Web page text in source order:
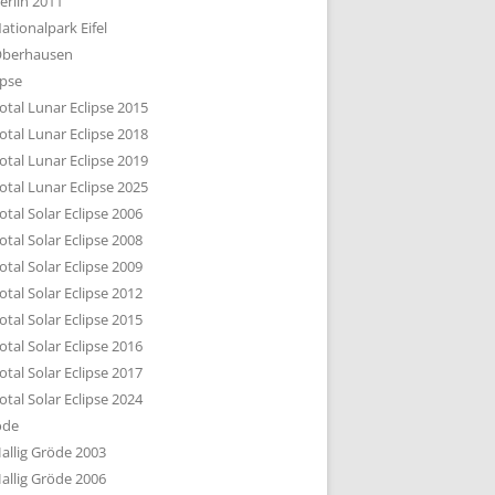
DEN DÄCHERN
SUBURBIA
Eifel
Lunar Eclipse 2015
Lunar Eclipse 2018
Lunar Eclipse 2019
Lunar Eclipse 2025
Solar Eclipse 2006
Solar Eclipse 2008
Solar Eclipse 2009
Solar Eclipse 2012
Solar Eclipse 2015
Solar Eclipse 2016
Solar Eclipse 2017
Solar Eclipse 2024
Gröde 2003
Gröde 2006